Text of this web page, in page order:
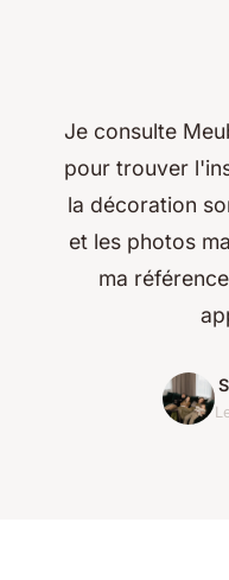
Je consulte
pour trouver
la décoration
et les photos
ma